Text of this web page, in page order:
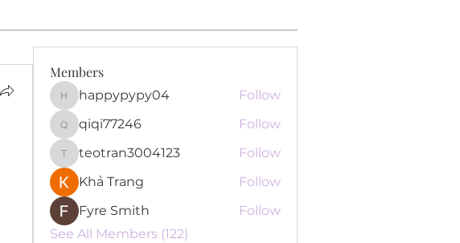
Members
happypypy04
happypypy04 Follow
qiqi77246
qiqi77246 Follow
teotran3004123
teotran3004123
Follow
Khả Trang
Follow
Fyre Smith
Follow
See All Members (122)